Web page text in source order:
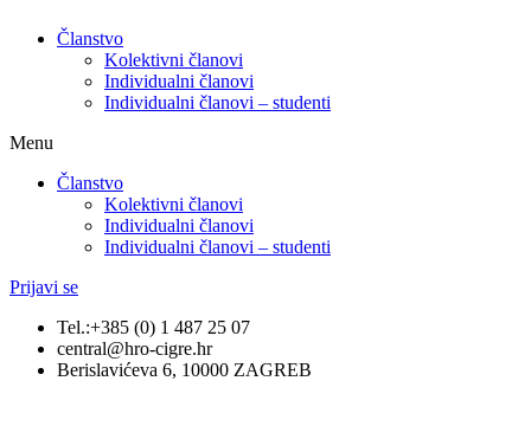
Članstvo
Kolektivni članovi
Individualni članovi
Individualni članovi – studenti
Menu
Članstvo
Kolektivni članovi
Individualni članovi
Individualni članovi – studenti
Prijavi se
Tel.:+385 (0) 1 487 25 07
central@hro-cigre.hr
Berislavićeva 6, 10000 ZAGREB